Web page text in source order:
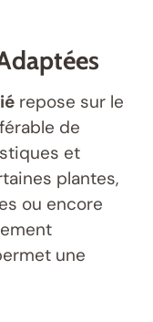
repose sur le
de
et
plantes,
ou encore
une